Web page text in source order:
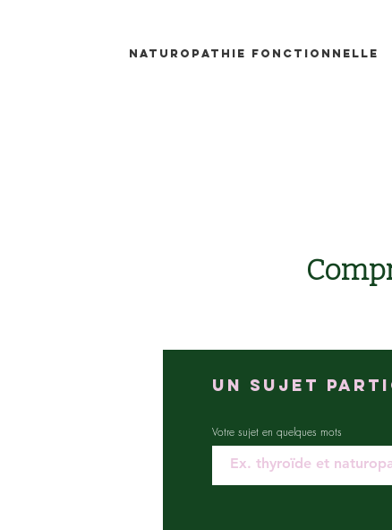
Naturopathie fonctionnelle
Un sujet
Votre sujet en quelques mots